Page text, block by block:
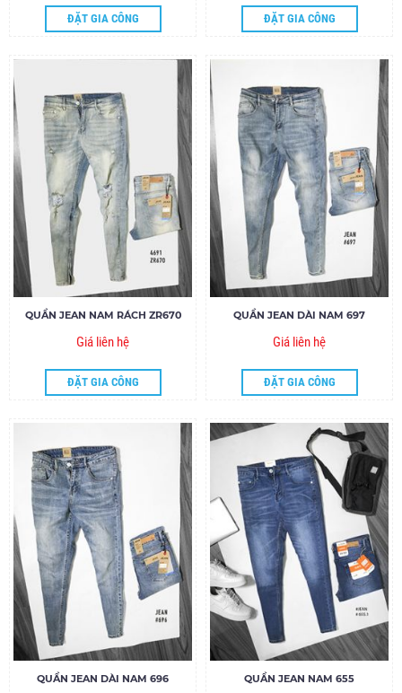
ĐẶT GIA CÔNG ĐẶT GIA CÔNG
QUẦN JEAN NAM RÁCH ZR670
Giá liên hệ
ĐẶT GIA CÔNG
QUẦN JEAN DÀI NAM 697
Giá liên hệ
ĐẶT GIA CÔNG
QUẦN JEAN DÀI NAM 696 QUẦN JEAN NAM 655